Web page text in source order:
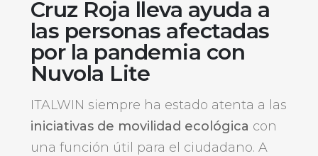
Cruz Roja lleva ayuda a
las personas afectadas
por la pandemia con
Nuvola Lite
ITALWIN siempre ha estado atenta a las
iniciativas de movilidad ecológica con
una función útil para el ciudadano. A